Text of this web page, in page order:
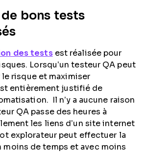
de bons tests
des testsest réalisée pour
Lorsqu’un testeur QA peut
risque et maximiser
entièrement justifié de
Il n’y a aucune raison
QA passe des heures à
les liens d’un site internet
explorateur peut effectuer la
moins de temps et avec moins